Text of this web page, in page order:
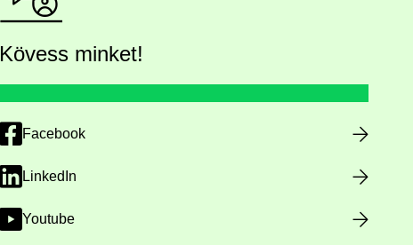
Kövess minket!
Facebook
LinkedIn
Youtube